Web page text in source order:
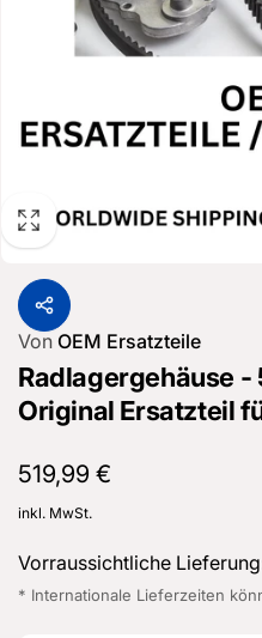
Von OEM Ersatzteile
Radlagergehäuse -
Original Ersatzteil
Normaler
Preis
519,99 €
inkl. MwSt.
Vorraussichtliche
* Internationale Lieferzeiten